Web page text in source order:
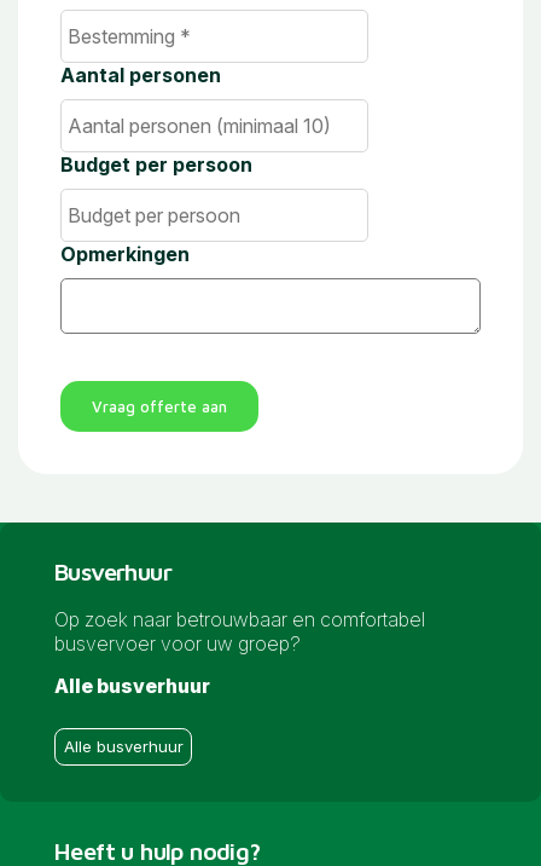
Aantal personen
Budget per persoon
Opmerkingen
Vraag offerte aan
Busverhuur
Op zoek naar betrouwbaar en comfortabel
busvervoer voor uw groep?
Alle busverhuur
Alle busverhuur
Heeft u hulp nodig?